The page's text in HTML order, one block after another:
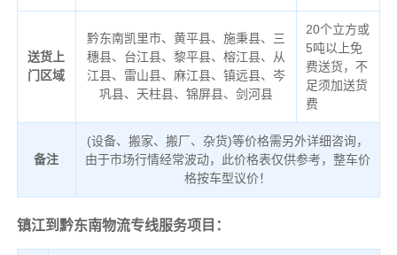
送货上
门区域
黔东南凯里市、黄平县、施秉县、三
穗县、台江县、黎平县、榕江县、从
江县、雷山县、麻江县、镇远县、岑
巩县、天柱县、锦屏县、剑河县
20个立方或
5吨以上免
费送货，不
足须加送货
费
备注
(设备、搬家、搬厂、杂货)等价格需另外详细咨询，
由于市场行情经常波动，此价格表仅供参考，整车价
格按车型议价！
镇江到黔东南物流专线服务项目：